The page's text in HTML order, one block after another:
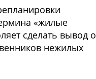
«жилые
сделать вывод о
нежилых